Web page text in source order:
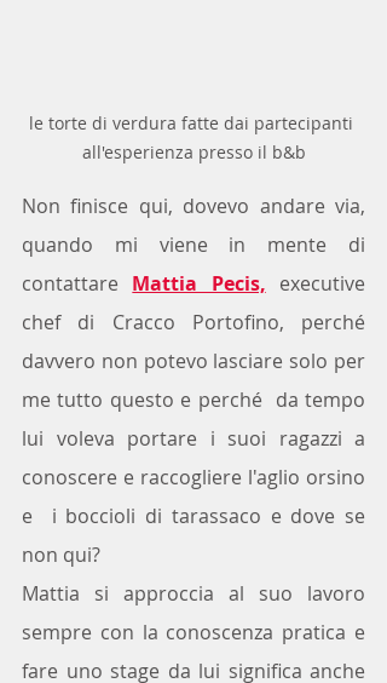
le torte di verdura fatte dai partecipanti
all'esperienza presso il b&b
Non finisce qui, dovevo andare via,
quando mi viene in mente di
contattare Mattia Pecis, executive
chef di Cracco Portofino, perché
davvero non potevo lasciare solo per
me tutto questo e perché  da tempo
lui voleva portare i suoi ragazzi a
conoscere e raccogliere l'aglio orsino
e  i boccioli di tarassaco e dove se
non qui?
Mattia si approccia al suo lavoro
sempre con la conoscenza pratica e
fare uno stage da lui significa anche